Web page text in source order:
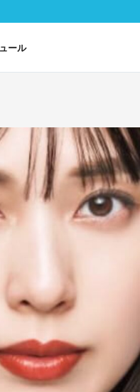
ール